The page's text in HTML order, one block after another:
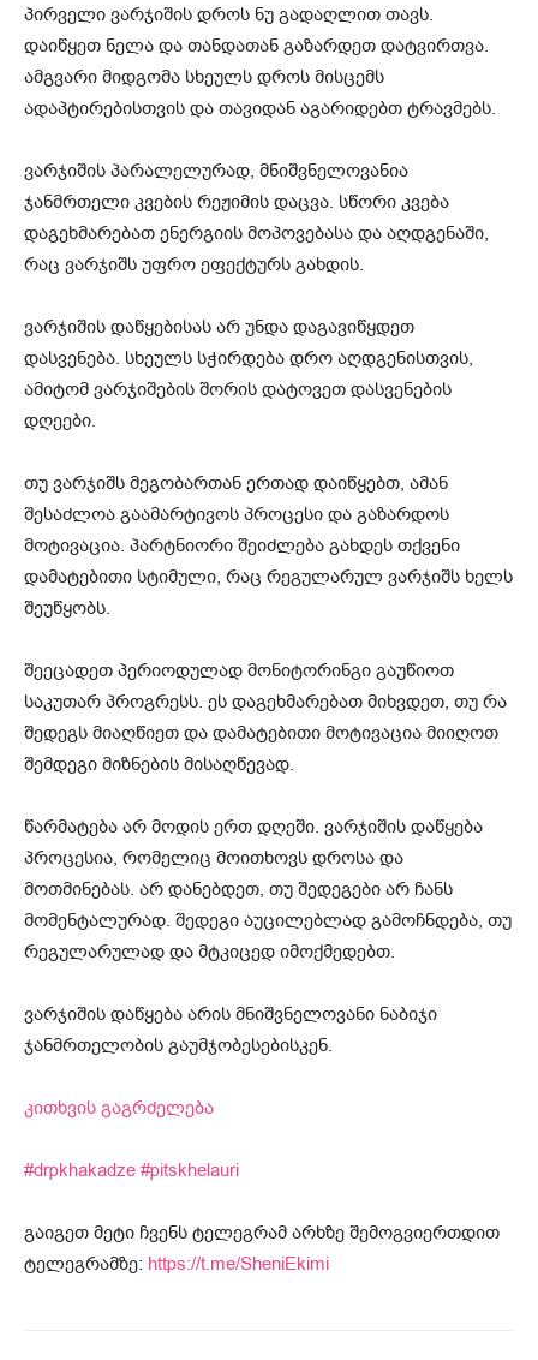
პირველი ვარჯიშის დროს ნუ გადაღლით თავს.
დაიწყეთ ნელა და თანდათან გაზარდეთ დატვირთვა.
ამგვარი მიდგომა სხეულს დროს მისცემს
ადაპტირებისთვის და თავიდან აგარიდებთ ტრავმებს.
ვარჯიშის პარალელურად, მნიშვნელოვანია
ჯანმრთელი კვების რეჟიმის დაცვა. სწორი კვება
დაგეხმარებათ ენერგიის მოპოვებასა და აღდგენაში,
რაც ვარჯიშს უფრო ეფექტურს გახდის.
ვარჯიშის დაწყებისას არ უნდა დაგავიწყდეთ
დასვენება. სხეულს სჭირდება დრო აღდგენისთვის,
ამიტომ ვარჯიშების შორის დატოვეთ დასვენების
დღეები.
თუ ვარჯიშს მეგობართან ერთად დაიწყებთ, ამან
შესაძლოა გაამარტივოს პროცესი და გაზარდოს
მოტივაცია. პარტნიორი შეიძლება გახდეს თქვენი
დამატებითი სტიმული, რაც რეგულარულ ვარჯიშს ხელს
შეუწყობს.
შეეცადეთ პერიოდულად მონიტორინგი გაუწიოთ
საკუთარ პროგრესს. ეს დაგეხმარებათ მიხვდეთ, თუ რა
შედეგს მიაღწიეთ და დამატებითი მოტივაცია მიიღოთ
შემდეგი მიზნების მისაღწევად.
წარმატება არ მოდის ერთ დღეში. ვარჯიშის დაწყება
პროცესია, რომელიც მოითხოვს დროსა და
მოთმინებას. არ დანებდეთ, თუ შედეგები არ ჩანს
მომენტალურად. შედეგი აუცილებლად გამოჩნდება, თუ
რეგულარულად და მტკიცედ იმოქმედებთ.
ვარჯიშის დაწყება არის მნიშვნელოვანი ნაბიჯი
ჯანმრთელობის გაუმჯობესებისკენ.
კითხვის გაგრძელება
#drpkhakadze #pitskhelauri
გაიგეთ მეტი ჩვენს ტელეგრამ არხზე შემოგვიერთდით
ტელეგრამზე: https://t.me/SheniEkimi